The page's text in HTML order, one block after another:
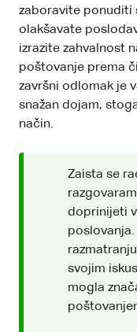
zaboravite ponuditi
olakšavate
izrazite zahvalnost
poštovanje prema
završni odlomak je
snažan dojam,
način.
Zaista se
doprinijeti
poslovanja.
svojim
mogla